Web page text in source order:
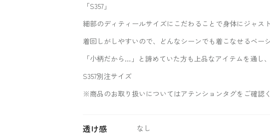
「S357」
細部のディティールサイズにこだわることで身体にジャス
着回しがしやすいので、どんなシーンでも着こなせるベー
「小柄だから…」と諦めていた方も上品なアイテムを通し
S357別注サイズ
※商品のお取り扱いについてはアテンションタグをご確認く
透け感 なし